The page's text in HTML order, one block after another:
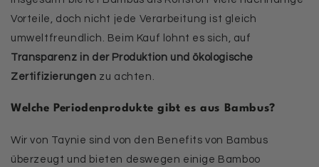
Vorteile, doch nicht jede Verarbeitung ist gleich
umweltfreundlich. Beim Kauf lohnt es sich, auf
Transparenz in der Produktion und ökologische
Zertifizierungen zu achten.
Welche Periodenprodukte gibt es aus Bambus?
Wir von Taynie sind von den Benefits von Bambus
überzeugt und bieten deswegen einige Bamboo